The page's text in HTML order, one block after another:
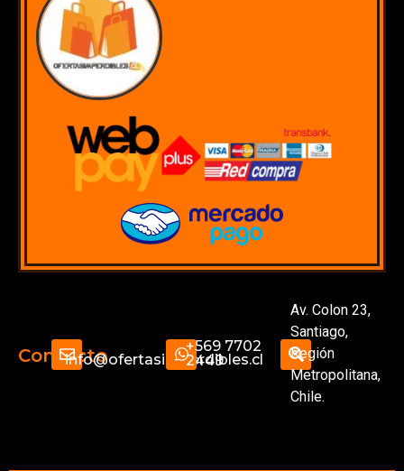
Contactoinfo@ofertasimperdibles.cl
+569 7702
2449
Av. Colon 23,
Santiago,
Región
Metropolitana,
Chile.